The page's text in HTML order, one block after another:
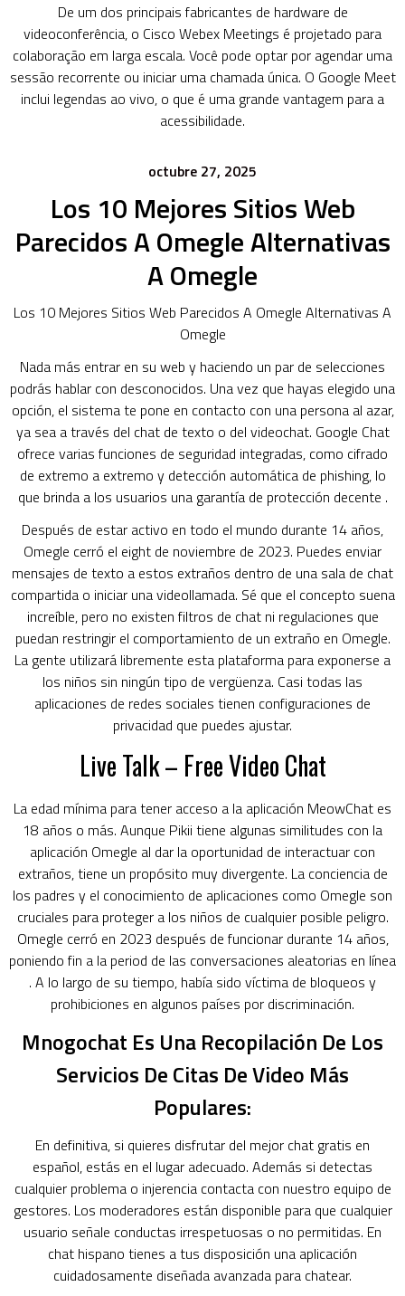
De um dos principais fabricantes de hardware de
videoconferência, o Cisco Webex Meetings é projetado para
colaboração em larga escala. Você pode optar por agendar uma
sessão recorrente ou iniciar uma chamada única. O Google Meet
inclui legendas ao vivo, o que é uma grande vantagem para a
acessibilidade.
octubre 27, 2025
Los 10 Mejores Sitios Web
Parecidos A Omegle Alternativas
A Omegle
Los 10 Mejores Sitios Web Parecidos A Omegle Alternativas A
Omegle
Nada más entrar en su web y haciendo un par de selecciones
podrás hablar con desconocidos. Una vez que hayas elegido una
opción, el sistema te pone en contacto con una persona al azar,
ya sea a través del chat de texto o del videochat. Google Chat
ofrece varias funciones de seguridad integradas, como cifrado
de extremo a extremo y detección automática de phishing, lo
que brinda a los usuarios una garantía de protección decente .
Después de estar activo en todo el mundo durante 14 años,
Omegle cerró el eight de noviembre de 2023. Puedes enviar
mensajes de texto a estos extraños dentro de una sala de chat
compartida o iniciar una videollamada. Sé que el concepto suena
increíble, pero no existen filtros de chat ni regulaciones que
puedan restringir el comportamiento de un extraño en Omegle.
La gente utilizará libremente esta plataforma para exponerse a
los niños sin ningún tipo de vergüenza. Casi todas las
aplicaciones de redes sociales tienen configuraciones de
privacidad que puedes ajustar.
Live Talk – Free Video Chat
La edad mínima para tener acceso a la aplicación MeowChat es
18 años o más. Aunque Pikii tiene algunas similitudes con la
aplicación Omegle al dar la oportunidad de interactuar con
extraños, tiene un propósito muy divergente. La conciencia de
los padres y el conocimiento de aplicaciones como Omegle son
cruciales para proteger a los niños de cualquier posible peligro.
Omegle cerró en 2023 después de funcionar durante 14 años,
poniendo fin a la period de las conversaciones aleatorias en línea
. A lo largo de su tiempo, había sido víctima de bloqueos y
prohibiciones en algunos países por discriminación.
Mnogochat Es Una Recopilación De Los
Servicios De Citas De Video Más
Populares:
En definitiva, si quieres disfrutar del mejor chat gratis en
español, estás en el lugar adecuado. Además si detectas
cualquier problema o injerencia contacta con nuestro equipo de
gestores. Los moderadores están disponible para que cualquier
usuario señale conductas irrespetuosas o no permitidas. En
chat hispano tienes a tus disposición una aplicación
cuidadosamente diseñada avanzada para chatear.